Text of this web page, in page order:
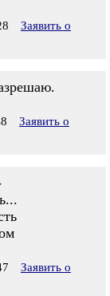
Заявить о
Заявить о
Заявить о